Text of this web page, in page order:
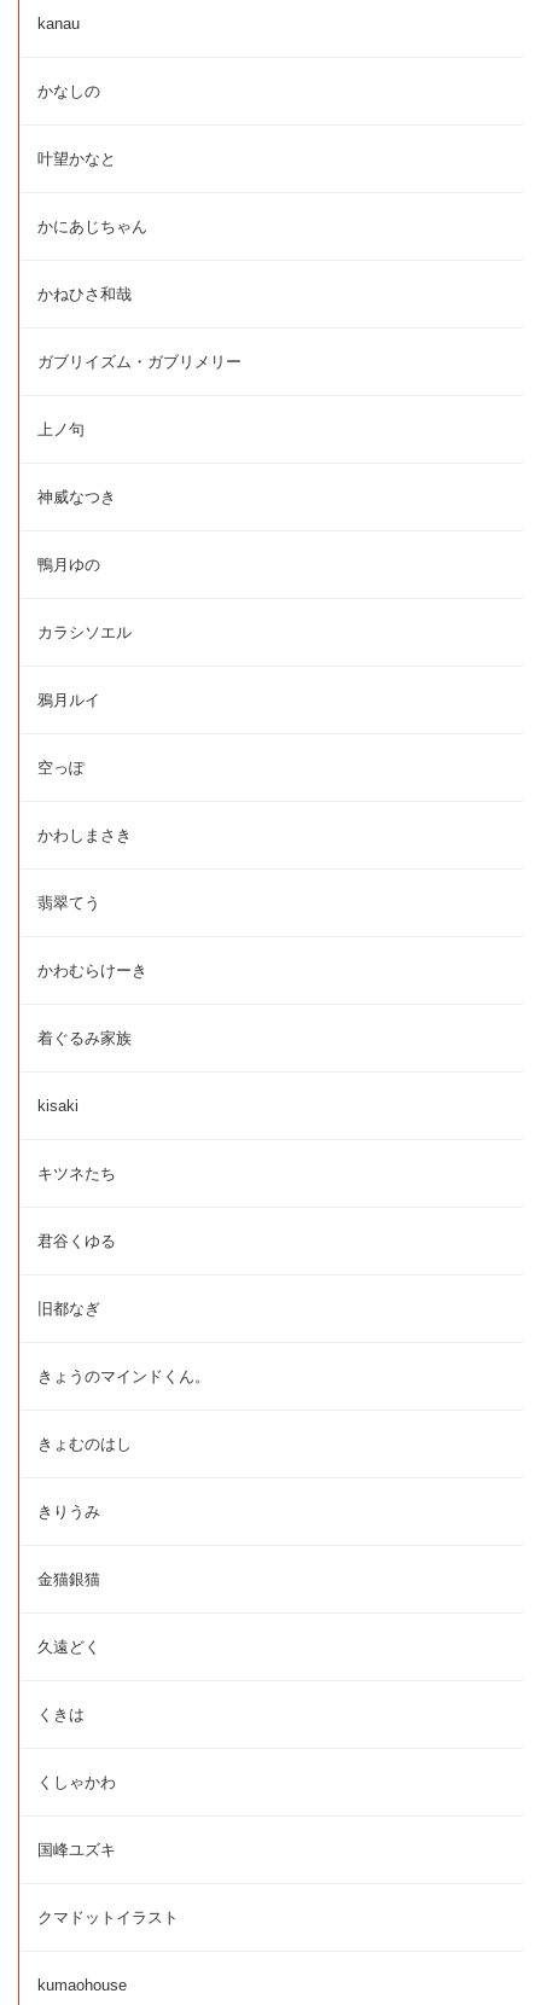
kanau
かなしの
叶望かなと
かにあじちゃん
かねひさ和哉
ガブリイズム・ガブリメリー
上ノ句
神威なつき
鴨月ゆの
カラシソエル
鴉月ルイ
空っぽ
かわしまさき
翡翠てう
かわむらけーき
着ぐるみ家族
kisaki
キツネたち
君谷くゆる
旧都なぎ
きょうのマインドくん。
きょむのはし
きりうみ
金猫銀猫
久遠どく
くきは
くしゃかわ
国峰ユズキ
クマドットイラスト
kumaohouse